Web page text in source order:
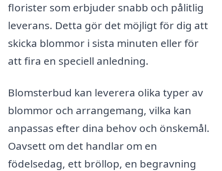
florister som erbjuder snabb och pålitlig
leverans. Detta gör det möjligt för dig att
skicka blommor i sista minuten eller för
att fira en speciell anledning.
Blomsterbud kan leverera olika typer av
blommor och arrangemang, vilka kan
anpassas efter dina behov och önskemål.
Oavsett om det handlar om en
födelsedag, ett bröllop, en begravning